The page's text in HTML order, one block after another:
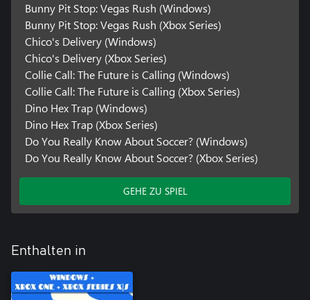
Bunny Pit Stop: Vegas Rush (Windows)
Bunny Pit Stop: Vegas Rush (Xbox Series)
Chico's Delivery (Windows)
Chico's Delivery (Xbox Series)
Collie Call: The Future is Calling (Windows)
Collie Call: The Future is Calling (Xbox Series)
Dino Hex Trap (Windows)
Dino Hex Trap (Xbox Series)
Do You Really Know About Soccer? (Windows)
Do You Really Know About Soccer? (Xbox Series)
GEHE ZU SPIEL
Enthalten in